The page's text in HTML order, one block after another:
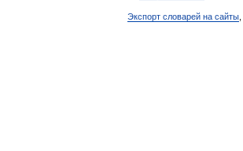
Экспорт словарей на сайты